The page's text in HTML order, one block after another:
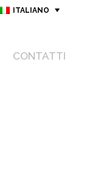
ITALIANO
CONTATTI